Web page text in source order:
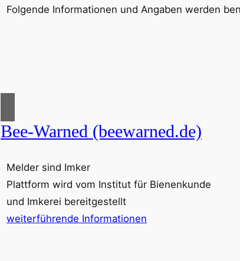
Folgende Informationen und Angaben werden
Bee-Warned (beewarned.de)
Melder sind Imker
Plattform wird vom Institut für Bienenkunde
und Imkerei bereitgestellt
weiterführende Informationen